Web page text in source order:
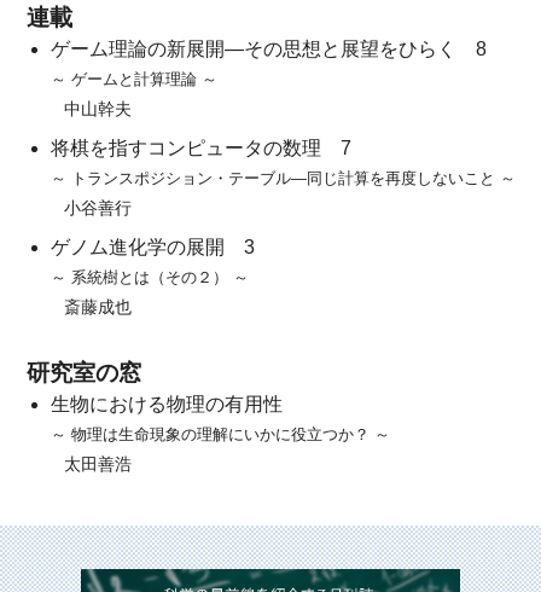
連載
ゲーム理論の新展開―その思想と展望をひらく 8
～ ゲームと計算理論 ～
中山幹夫
将棋を指すコンピュータの数理 7
～ トランスポジション・テーブル―同じ計算を再度しないこと ～
小谷善行
ゲノム進化学の展開 3
～ 系統樹とは（その２） ～
斎藤成也
研究室の窓
生物における物理の有用性
～ 物理は生命現象の理解にいかに役立つか？ ～
太田善浩